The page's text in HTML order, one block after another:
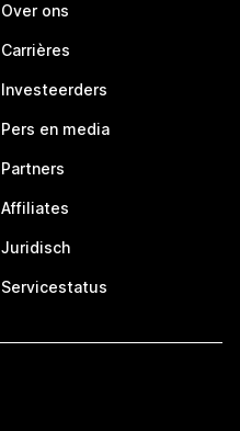
Over ons
Carrières
Investeerders
Pers en media
Partners
Affiliates
Juridisch
Servicestatus